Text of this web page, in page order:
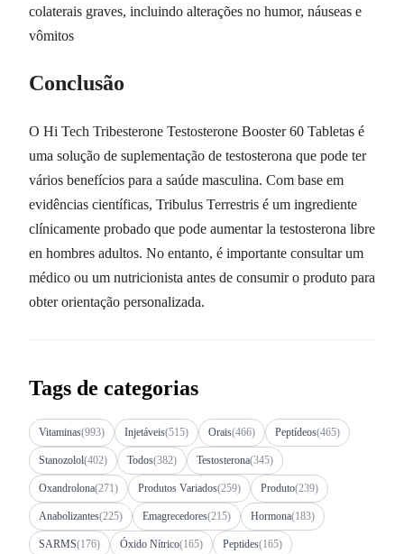
colaterais graves, incluindo alterações no humor, náuseas e
vômitos
Conclusão
O Hi Tech Tribesterone Testosterone Booster 60 Tabletas é
uma solução de suplementação de testosterona que pode ter
vários benefícios para a saúde masculina. Com base em
evidências científicas, Tribulus Terrestris é um ingrediente
clínicamente probado que pode aumentar la testosterona libre
en hombres adultos. No entanto, é importante consultar um
médico ou um nutricionista antes de consumir o produto para
obter orientação personalizada.
Tags de categorias
Vitaminas(993) Injetáveis(515) Orais(466) Peptídeos(465)
Stanozolol(402) Todos(382) Testosterona(345)
Oxandrolona(271) Produtos Variados(259) Produto(239)
Anabolizantes(225) Emagrecedores(215) Hormona(183)
SARMS(176) Óxido Nítrico(165) Peptides(165)